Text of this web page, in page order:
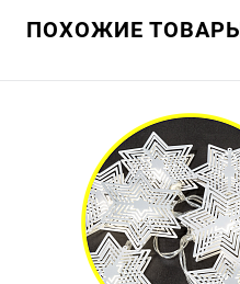
ПОХОЖИЕ